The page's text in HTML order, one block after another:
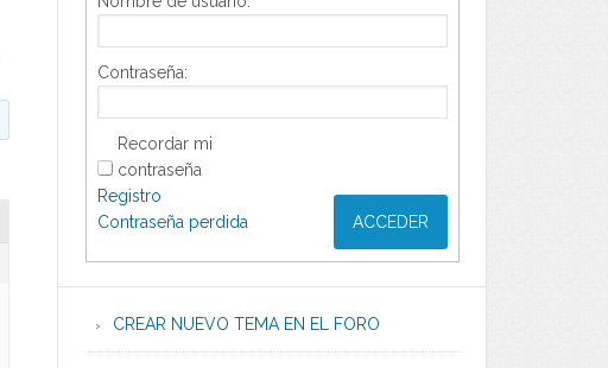
Contraseña:
Recordar mi
contraseña
ACCEDER
Registro
Contraseña perdida
CREAR NUEVO TEMA EN EL FORO